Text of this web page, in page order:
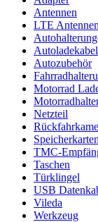
Antennen
LTE Antennen
Autoladekabel
Autozubehör
Motorrad
Netzteil
Speicherkarten
TMC-
Taschen
Türklingel
USB
Vileda
Werkzeug